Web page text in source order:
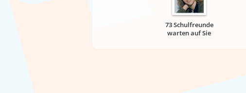
73 Schulfreunde
warten auf Sie